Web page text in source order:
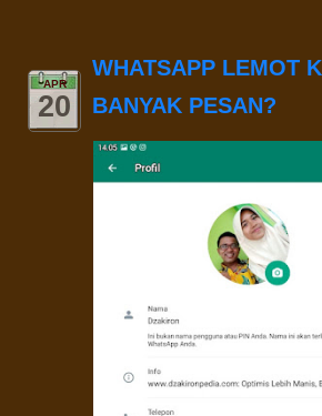
APR
20
WHATSAPP LEMOT
BANYAK PESAN?